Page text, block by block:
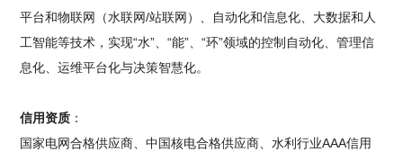
平台和物联网（水联网/站联网）、自动化和信息化、大数据和人
工智能等技术，实现“水”、“能”、“环”领域的控制自动化、管理信
息化、运维平台化与决策智慧化。
信用资质 ：
国家电网合格供应商、中国核电合格供应商、水利行业AAA信用